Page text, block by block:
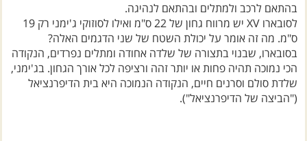
ס"מ. מה זה אומר על יכולת השטח של שני הדגמים האלה?
בסובארו, שבנוי בתצורה של שלדה אחודה ומתלים נפרדים, הנקודה
הכי נמוכה תהיה פחות או יותר זהה ורציפה לכל אורך הגחון. בג'ימני,
שלדת סולם וסרנים חיים, הנקודה הנמוכה היא בית הדיפרנציאל
("הביצה של הדיפרנציאל").